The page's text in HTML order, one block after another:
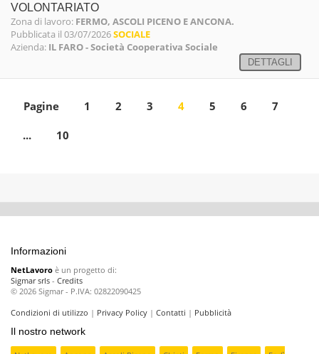
VOLONTARIATO
Zona di lavoro: FERMO, ASCOLI PICENO E ANCONA.
Pubblicata il 03/07/2026SOCIALE
Azienda: IL FARO - Società Cooperativa Sociale
DETTAGLI
Pagine 1 2 3 4 5 6 7
... 10
Informazioni
NetLavoro è un progetto di:
Sigmar srls - Credits
© 2026 Sigmar - P.IVA: 02822090425
Condizioni di utilizzo | Privacy Policy | Contatti | Pubblicità
Il nostro network